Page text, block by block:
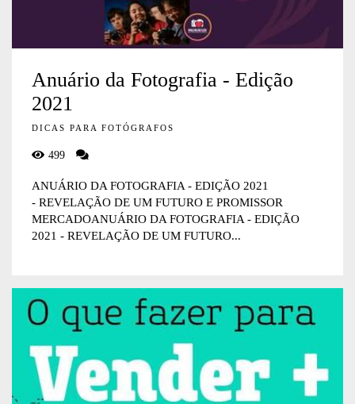
Anuário da Fotografia - Edição
2021
DICAS PARA FOTÓGRAFOS
499
ANUÁRIO DA FOTOGRAFIA - EDIÇÃO 2021
- REVELAÇÃO DE UM FUTURO E PROMISSOR
MERCADOANUÁRIO DA FOTOGRAFIA - EDIÇÃO
2021 - REVELAÇÃO DE UM FUTURO...